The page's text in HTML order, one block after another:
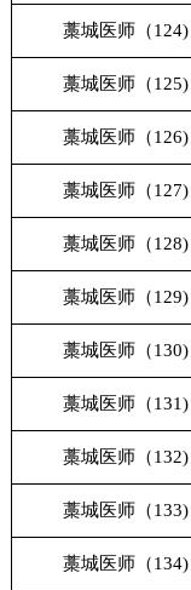
藁城医师（124)
藁城医师（125)
藁城医师（126)
藁城医师（127)
藁城医师（128)
藁城医师（129)
藁城医师（130)
藁城医师（131)
藁城医师（132)
藁城医师（133)
藁城医师（134)